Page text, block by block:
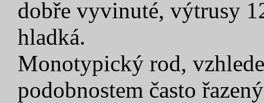
dobře vyvinuté, výtrusy
hladká.
Monotypický rod,
podobnostem často